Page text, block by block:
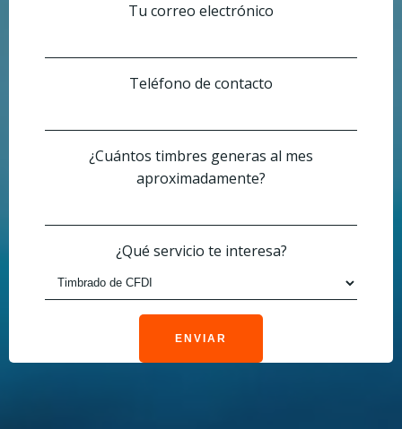
Tu correo electrónico
Teléfono de contacto
¿Cuántos timbres generas al mes
aproximadamente?
¿Qué servicio te interesa?